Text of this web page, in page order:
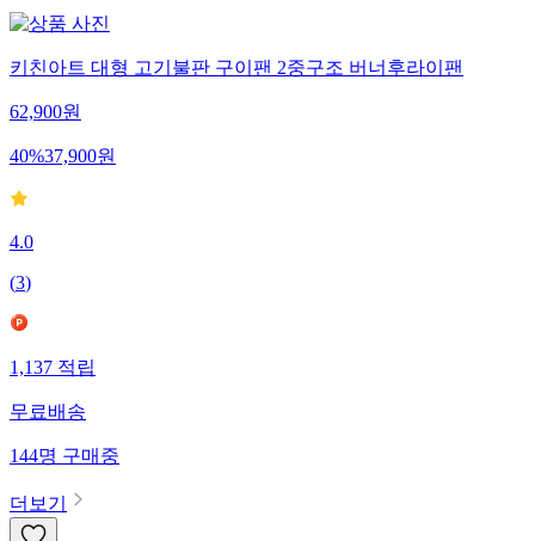
키친아트 대형 고기불판 구이팬 2중구조 버너후라이팬
62,900원
40%37,900원
4.0
(3)
1,137 적립
무료배송
144명 구매중
더보기